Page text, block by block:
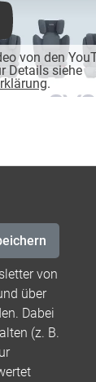
von den
Details siehe
.
von
über
Dabei
(z. B.